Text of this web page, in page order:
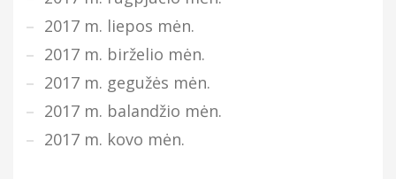
2017 m. liepos mėn.
2017 m. birželio mėn.
2017 m. gegužės mėn.
2017 m. balandžio mėn.
2017 m. kovo mėn.